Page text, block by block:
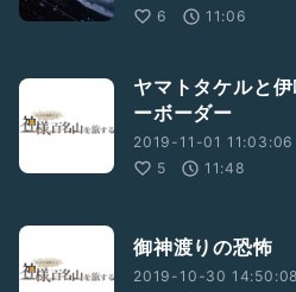
6
11:06
ヤマトタケルと
ーボーダー
2019-11-01 11:03:06
5
11:48
御神渡りの恐怖
2019-10-30 14:50:08